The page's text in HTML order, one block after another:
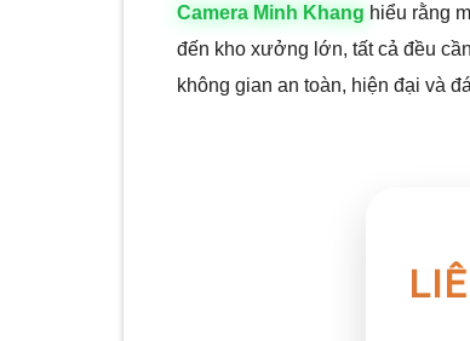
Camera Minh Khang hiểu rằng
đến kho xưởng lớn, tất cả đều
không gian an toàn, hiện đại và